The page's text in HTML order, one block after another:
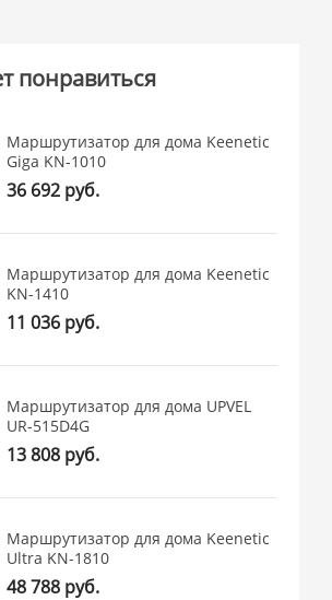
понравиться
Маршрутизатор для дома Keenetic
Giga KN-1010
36 692 руб.
Маршрутизатор для дома Keenetic
KN-1410
11 036 руб.
Маршрутизатор для дома UPVEL
UR-515D4G
13 808 руб.
Маршрутизатор для дома Keenetic
Ultra KN-1810
48 788 руб.